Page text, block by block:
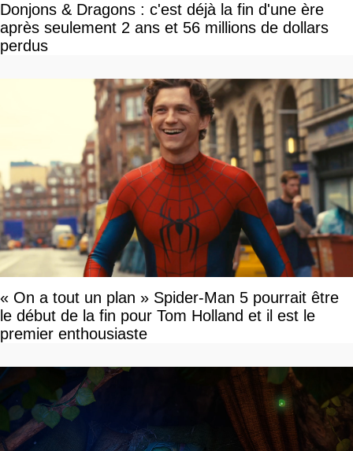
Donjons & Dragons : c'est déjà la fin d'une ère
après seulement 2 ans et 56 millions de dollars
perdus
« On a tout un plan » Spider-Man 5 pourrait être
le début de la fin pour Tom Holland et il est le
premier enthousiaste